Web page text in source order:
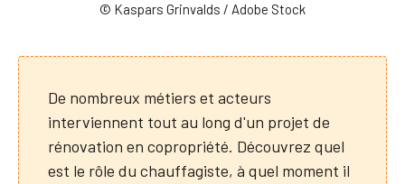
© Kaspars Grinvalds / Adobe Stock
De nombreux métiers et acteurs
interviennent tout au long d'un projet de
rénovation en copropriété. Découvrez quel
est le rôle du chauffagiste, à quel moment il